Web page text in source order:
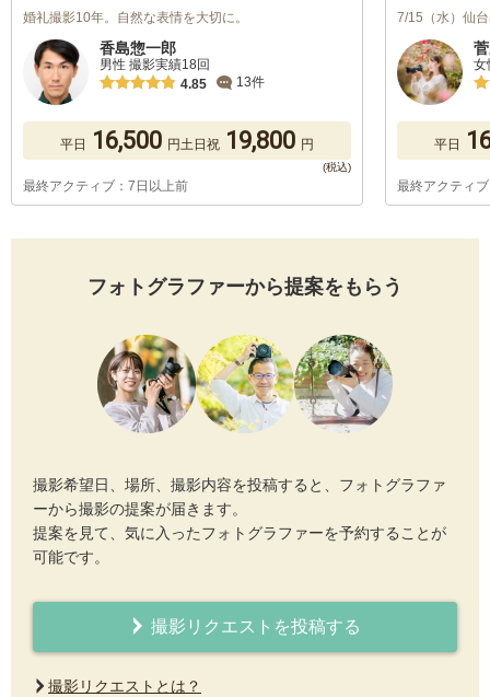
婚礼撮影10年。自然な表情を大切に。
香島惣一郎
男性 撮影実績18回
4.85
13件
平日 16,500 円土日祝 19,800 円
最終アクティブ：7日以上前
7/15（水）仙
女
平日
最終アクティ
フォトグラファーから提案をもらう
撮影希望日、場所、撮影内容を投稿すると、フォトグラファ
ーから撮影の提案が届きます。
提案を見て、気に入ったフォトグラファーを予約することが
可能です。
撮影リクエストを投稿する
撮影リクエストとは？